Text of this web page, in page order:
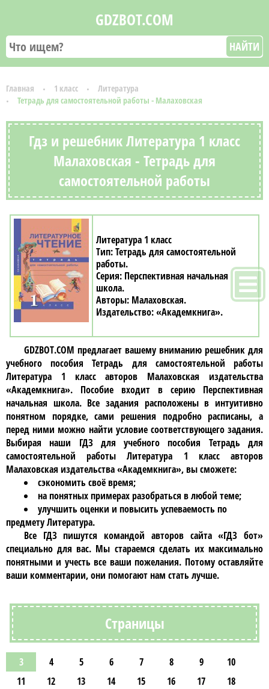
GDZBOT.COM
НАЙТИ
Главная 1 класс
Литература
Тетрадь для самостоятельной работы - Малаховская
Гдз и решебник Литература 1 класс
Малаховская - Тетрадь для
самостоятельной работы
Литература 1 класс
Тетрадь для самостоятельной
работы
Перспективная начальная
школа
Малаховская
«Академкнига»
GDZBOT.COM предлагает вашему вниманию решебник для
учебного пособияТетрадь для самостоятельной работы
Литература 1 класc авторов Малаховская издательства
«Академкнига». Пособие входит в серию Перспективная
начальная школа. Все задания расположены в интуитивно
понятном порядке, сами решения подробно расписаны, а
перед ними можно найти условие соответствующего задания.
Выбирая наши ГДЗ для учебного пособия Тетрадь для
самостоятельной работы Литература 1 класc авторов
Малаховская издательства «Академкнига», вы сможете:
сэкономить своё время;
на понятных примерах разобраться в любой теме;
улучшить оценки и повысить успеваемость по
предмету Литература.
Все ГДЗ пишутся командой авторов сайта «ГДЗ бот»
специально для вас. Мы стараемся сделать их максимально
понятными и учесть все ваши пожелания. Потому оставляйте
ваши комментарии, они помогают нам стать лучше.
Страницы
3 4 5 6 7 8 9
10
11
12 13 14 15 16 17
18